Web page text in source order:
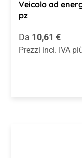
Veicolo ad
pz
Prezzo normale:
Da 10,61 €
Prezzi incl. IVA